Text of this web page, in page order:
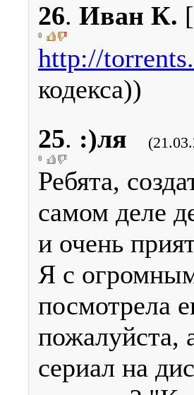
26. Иван К. [
0
http://
кодекса))
25. :)ля
0
Ребята,
самом деле
и очень
Я с
посмотрела
пожалуйста,
сериал на